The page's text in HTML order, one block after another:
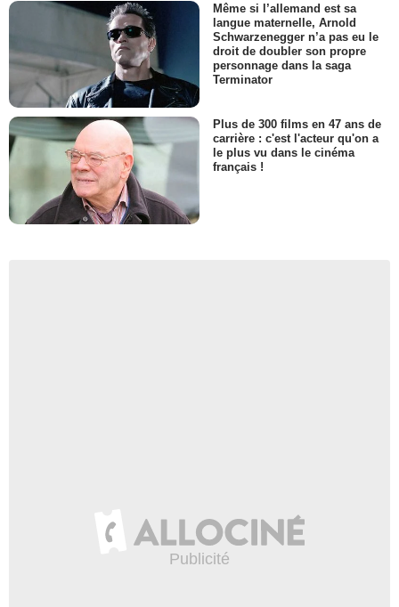
Même si l’allemand est sa
langue maternelle, Arnold
Schwarzenegger n’a pas eu le
droit de doubler son propre
personnage dans la saga
Terminator
Plus de 300 films en 47 ans de
carrière : c'est l'acteur qu'on a
le plus vu dans le cinéma
français !